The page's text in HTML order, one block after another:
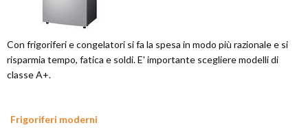
Con frigoriferi e congelatori si fa la spesa in modo più razionale e si
risparmia tempo, fatica e soldi. E' importante scegliere modelli di
classe A+.
Frigoriferi moderni